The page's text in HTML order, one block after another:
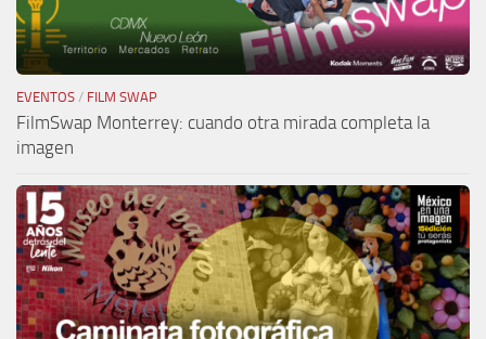
EVENTOS / FILM SWAP
FilmSwap Monterrey: cuando otra mirada completa la
imagen